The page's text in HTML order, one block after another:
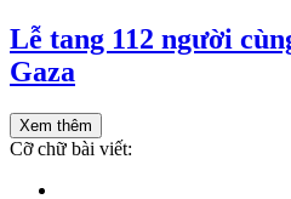
Lễ tang 112 người
Gaza
Xem thêm
Cỡ chữ bài viết: